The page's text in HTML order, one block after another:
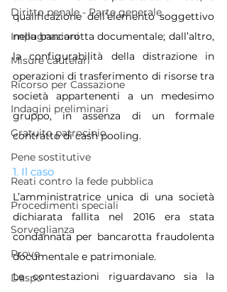
Diritto penale - Parte generale
Impugnazioni
Misure cautelari
Ricorso per Cassazione
Indagini preliminari
Gratuito patrocinio
Pene sostitutive
Reati contro la fede pubblica
Procedimenti speciali
Sorveglianza
Prove
Daspo
qualificazione dell’elemento soggettivo
nella bancarotta documentale; dall’altro,
la configurabilità della distrazione in
operazioni di trasferimento di risorse tra
società appartenenti a un medesimo
gruppo, in assenza di un formale
contratto di cash pooling.
1. Il caso
L’amministratrice unica di una società
dichiarata fallita nel 2016 era stata
condannata per bancarotta fraudolenta
documentale e patrimoniale.
Le contestazioni riguardavano sia la